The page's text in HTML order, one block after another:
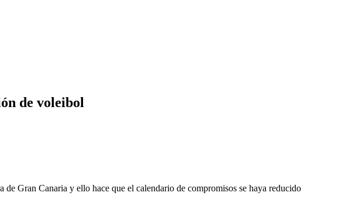
de voleibol
Gran Canaria y ello hace que el calendario de compromisos se haya reducido